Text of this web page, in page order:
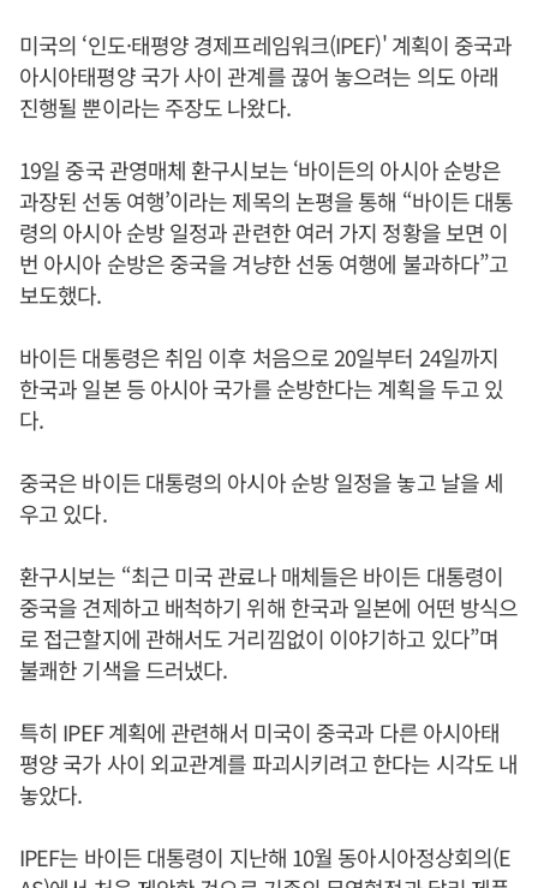
미국의 ‘인도·태평양 경제프레임워크(IPEF)' 계획이 중국과
아시아태평양 국가 사이 관계를 끊어 놓으려는 의도 아래
진행될 뿐이라는 주장도 나왔다.
19일 중국 관영매체 환구시보는 ‘바이든의 아시아 순방은
과장된 선동 여행’이라는 제목의 논평을 통해 “바이든 대통
령의 아시아 순방 일정과 관련한 여러 가지 정황을 보면 이
번 아시아 순방은 중국을 겨냥한 선동 여행에 불과하다”고
보도했다.
바이든 대통령은 취임 이후 처음으로 20일부터 24일까지
한국과 일본 등 아시아 국가를 순방한다는 계획을 두고 있
다.
중국은 바이든 대통령의 아시아 순방 일정을 놓고 날을 세
우고 있다.
환구시보는 “최근 미국 관료나 매체들은 바이든 대통령이
중국을 견제하고 배척하기 위해 한국과 일본에 어떤 방식으
로 접근할지에 관해서도 거리낌없이 이야기하고 있다”며
불쾌한 기색을 드러냈다.
특히 IPEF 계획에 관련해서 미국이 중국과 다른 아시아태
평양 국가 사이 외교관계를 파괴시키려고 한다는 시각도 내
놓았다.
IPEF는 바이든 대통령이 지난해 10월 동아시아정상회의(E